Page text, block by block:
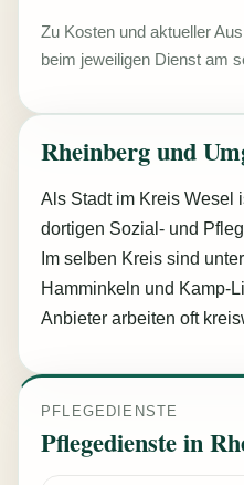
Zu Kosten und aktueller
beim jeweiligen Dienst am
Rheinberg und
Als Stadt im Kreis Wesel
dortigen Sozial- und
Im selben Kreis sind
Hamminkeln und Kamp-
Anbieter arbeiten oft
PFLEGEDIENSTE
Pflegedienste in